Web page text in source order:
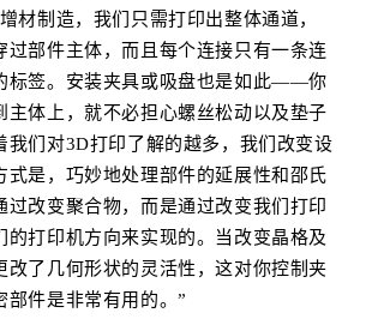
材制造，我们只需打印出整体通道，
过部件主体，而且每个连接只有一条连
标签。安装夹具或吸盘也是如此——你
主体上，就不必担心螺丝松动以及垫子
我们对3D打印了解的越多，我们改变设
式是，巧妙地处理部件的延展性和邵氏
过改变聚合物，而是通过改变我们打印
的打印机方向来实现的。当改变晶格及
改了几何形状的灵活性，这对你控制夹
部件是非常有用的。”